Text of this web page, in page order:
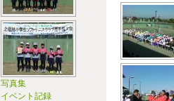
写真集
イベント記録